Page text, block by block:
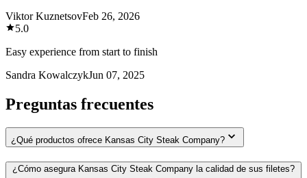
Viktor KuznetsovFeb 26, 2026
5.0
Easy experience from start to finish
Sandra KowalczykJun 07, 2025
Preguntas frecuentes
¿Qué productos ofrece Kansas City Steak Company?
¿Cómo asegura Kansas City Steak Company la calidad de sus filetes?